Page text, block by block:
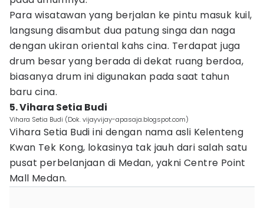
Para wisatawan yang berjalan ke pintu masuk kuil,
langsung disambut dua patung singa dan naga
dengan ukiran oriental kahs cina. Terdapat juga
drum besar yang berada di dekat ruang berdoa,
biasanya drum ini digunakan pada saat tahun
baru cina.
5. Vihara Setia Budi
Vihara Setia Budi (Dok. vijayvijay-apasaja.blogspot.com)
Vihara Setia Budi ini dengan nama asli Kelenteng
Kwan Tek Kong, lokasinya tak jauh dari salah satu
pusat perbelanjaan di Medan, yakni Centre Point
Mall Medan.